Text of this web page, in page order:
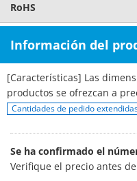
RoHS
Información del
[Características] Las
productos se ofrezcan a
Cantidades de pedido
Se ha confirmado el
Verifique el precio antes